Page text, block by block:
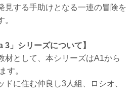
見する手助けとなる一連の冒険を
3」シリーズについて】
材として、本シリーズはA1から
す。
ドに住む仲良し3人組、ロシオ、